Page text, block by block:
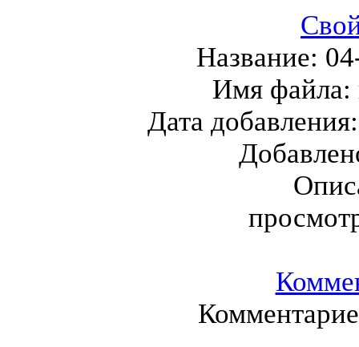
Название:
Имя файла:
Дата